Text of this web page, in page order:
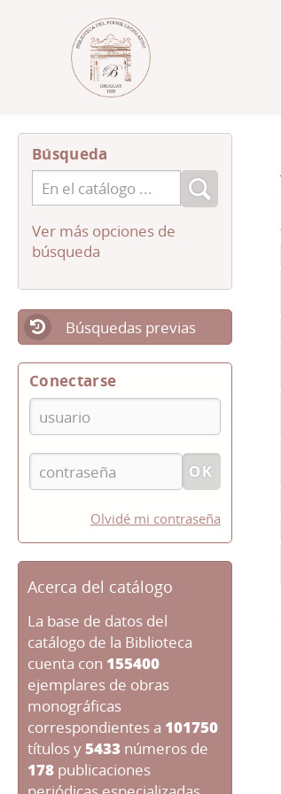
Búsqueda
Ver más opciones de
búsqueda
Búsquedas previas
Conectarse
Olvidé mi contraseña
Acerca del catálogo
La base de datos del
catálogo de la Biblioteca
cuenta con 155400
ejemplares de obras
monográficas
correspondientes a 101750
títulos y5433 números de
178 publicaciones